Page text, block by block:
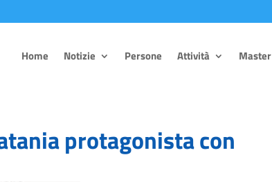
Home Notizie Persone Attività Master
protagonista con